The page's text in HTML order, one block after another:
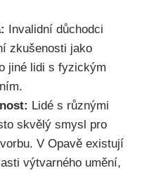
Invalidní důchodci
zkušenosti jako
jiné lidi s fyzickým
Lidé s různými
skvělý smysl pro
V Opavě existují
výtvarného umění,